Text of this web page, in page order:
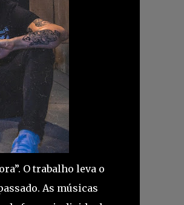
O trabalho leva o
As músicas